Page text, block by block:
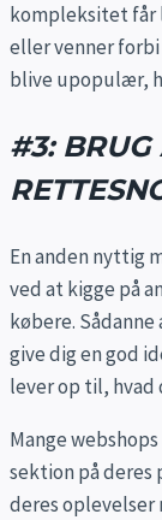
kompleksitet får
eller venner
blive upopulær,
#3: BRUG
En anden nyttig
ved at kigge på
købere.
give dig en god
lever op til, hvad
Mange
sektion på
deres oplevelser